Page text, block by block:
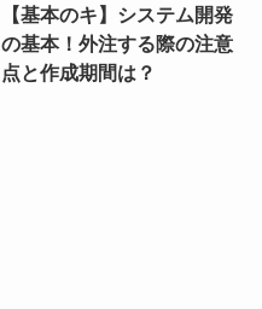
【基本のキ】システム開発
の基本！外注する際の注意
点と作成期間は？